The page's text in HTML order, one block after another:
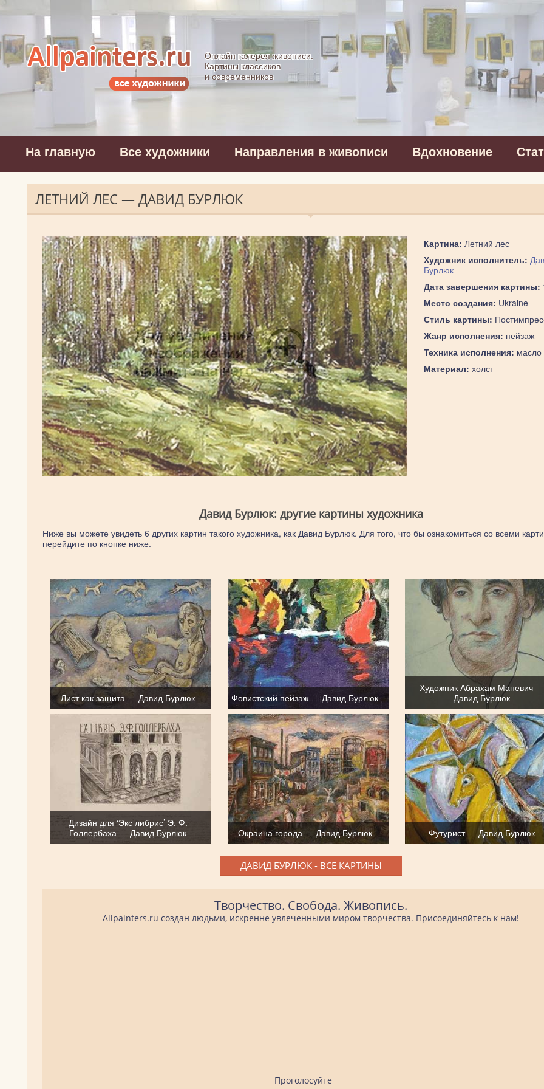
Allpainters.ru - картинная галерея
Онлайн галерея живописи.
Картины классиков
и современников
На главную Все художники Направления в живописи Вдохновение
ЛЕТНИЙ ЛЕС — ДАВИД БУРЛЮК
Картина: Летний лес
Художник исполнитель:
Бурлюк
Дата завершения картины:
Место создания: Ukraine
Стиль картины:
Жанр исполнения: пейзаж
Техника исполнения: масло
Материал: холст
Давид Бурлюк: другие картины художника
Ниже вы можете увидеть 6 других картин такого художника, как Давид Бурлюк. Для того, что бы ознакомиться со всеми
перейдите по кнопке ниже.
Лист как защита — Давид Бурлюк Фовистский пейзаж — Давид Бурлюк
Художник Абрахам Маневич —
Давид Бурлюк
Дизайн для ‘Экс либрис’ Э. Ф.
Голлербаха — Давид Бурлюк
Окраина города — Давид Бурлюк Футурист — Давид Бурлюк
ДАВИД БУРЛЮК - ВСЕ КАРТИНЫ
Творчество. Свобода. Живопись.
Allpainters.ru создан людьми, искренне увлеченными миром творчества. Присоединяйтесь к нам!
Проголосуйте